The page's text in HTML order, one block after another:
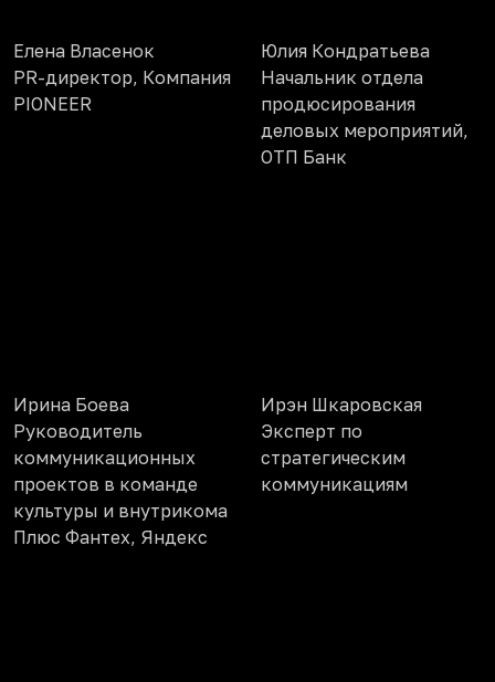
Елена Власенок
PR-директор, Компания
PIONEER
Юлия Кондратьева
Начальник отдела
продюсирования
деловых мероприятий,
ОТП Банк
Ирина Боева
Руководитель
коммуникационных
проектов в команде
культуры и внутрикома
Плюс Фантех, Яндекс
Ирэн Шкаровская
Эксперт по
стратегическим
коммуникациям